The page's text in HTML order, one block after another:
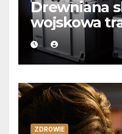
Drewniana
wojskowa
ZDROWIE